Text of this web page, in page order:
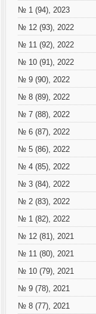
№ 1 (94), 2023
№ 12 (93), 2022
№ 11 (92), 2022
№ 10 (91), 2022
№ 9 (90), 2022
№ 8 (89), 2022
№ 7 (88), 2022
№ 6 (87), 2022
№ 5 (86), 2022
№ 4 (85), 2022
№ 3 (84), 2022
№ 2 (83), 2022
№ 1 (82), 2022
№ 12 (81), 2021
№ 11 (80), 2021
№ 10 (79), 2021
№ 9 (78), 2021
№ 8 (77), 2021